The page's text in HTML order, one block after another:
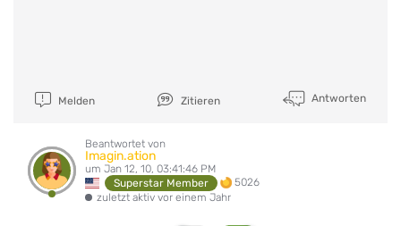
Melden Zitieren Antworten
Beantwortet von
Imagin.ation
um Jan 12, 10, 03:41:46 PM
Superstar Member
5026
zuletzt aktiv vor einem Jahr